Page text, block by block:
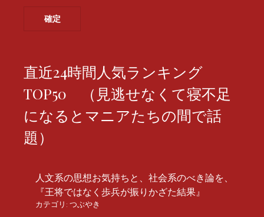
直近24時間人気ランキング
TOP50 （見逃せなくて寝不足
になるとマニアたちの間で話
題）
人文系の思想お気持ちと、社会系のべき論を、
『王将ではなく歩兵が振りかざた結果』
カテゴリ: つぶやき